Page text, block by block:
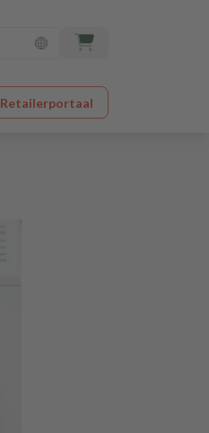
Retailerportaal